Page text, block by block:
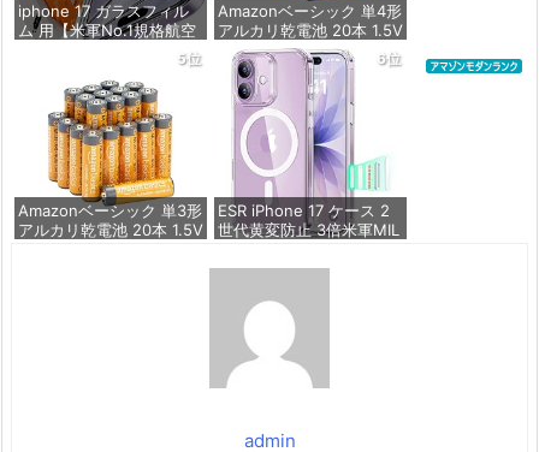
iphone 17 ガラスフィル
ム 用【米軍No.1規格航空
材料&独創的なガイド枠】
2枚セット 全面保護 最強
硬度10H 耐衝撃 | いphon
e17 保護フィルム 気泡な
し Zeniss 自動吸着 貼付
け簡単 iphone17フィルム
超クリア画
価格：¥1,260
Amazonベーシック 単4形
アルカリ乾電池 20本 1.5V
保存期限10年 液漏れ防止
価格：¥836
5位
Amazonベーシック 単3形
アルカリ乾電池 20本 1.5V
6位
ESR iPhone 17 ケース 2
世代黄変防止 3倍米軍MIL
おん17用 カメラボタン付
ガードコーナー ワイヤレ
ス充電 耐衝撃 PC背面TP
Uバンパー 指紋防止 高耐
久性 マグネット
admin